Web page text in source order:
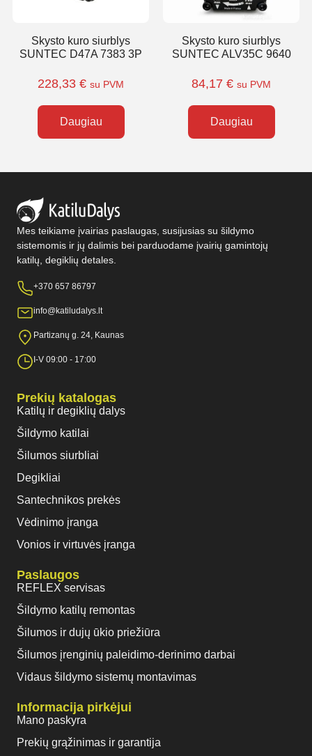
Skysto kuro siurblys
SUNTEC D47A 7383 3P
228,33 € su PVM
Daugiau
Skysto kuro siurblys
SUNTEC ALV35C 9640
84,17 € su PVM
Daugiau
Mes teikiame įvairias paslaugas, susijusias su šildymo
sistemomis ir jų dalimis bei parduodame įvairių gamintojų
katilų, degiklių detales.
+370 657 86797
info@katiludalys.lt
Partizanų g. 24, Kaunas
I-V 09:00 - 17:00
Prekių katalogas
Katilų ir degiklių dalys
Šildymo katilai
Šilumos siurbliai
Degikliai
Santechnikos prekės
Vėdinimo įranga
Vonios ir virtuvės įranga
Paslaugos
REFLEX servisas
Šildymo katilų remontas
Šilumos ir dujų ūkio priežiūra
Šilumos įrenginių paleidimo-derinimo darbai
Vidaus šildymo sistemų montavimas
Informacija pirkėjui
Mano paskyra
Prekių grąžinimas ir garantija